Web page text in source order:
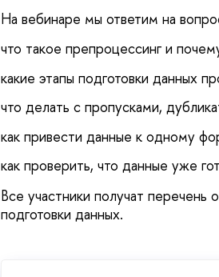
На вебинаре мы ответим на
что такое препроцессинг и
какие этапы подготовки данных
что делать с пропусками,
как привести данные к одному
как проверить, что данные уже
се участники получат перечень
подготовки данных.